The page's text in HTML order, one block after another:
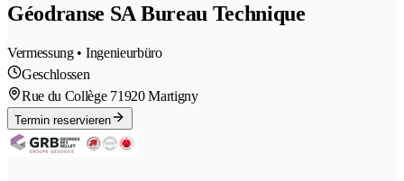
Géodranse SA Bureau Technique
Vermessung • Ingenieurbüro
Geschlossen
Rue du Collège 71920 Martigny
Termin reservieren